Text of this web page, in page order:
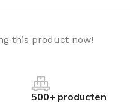
this product now!
500+ producten